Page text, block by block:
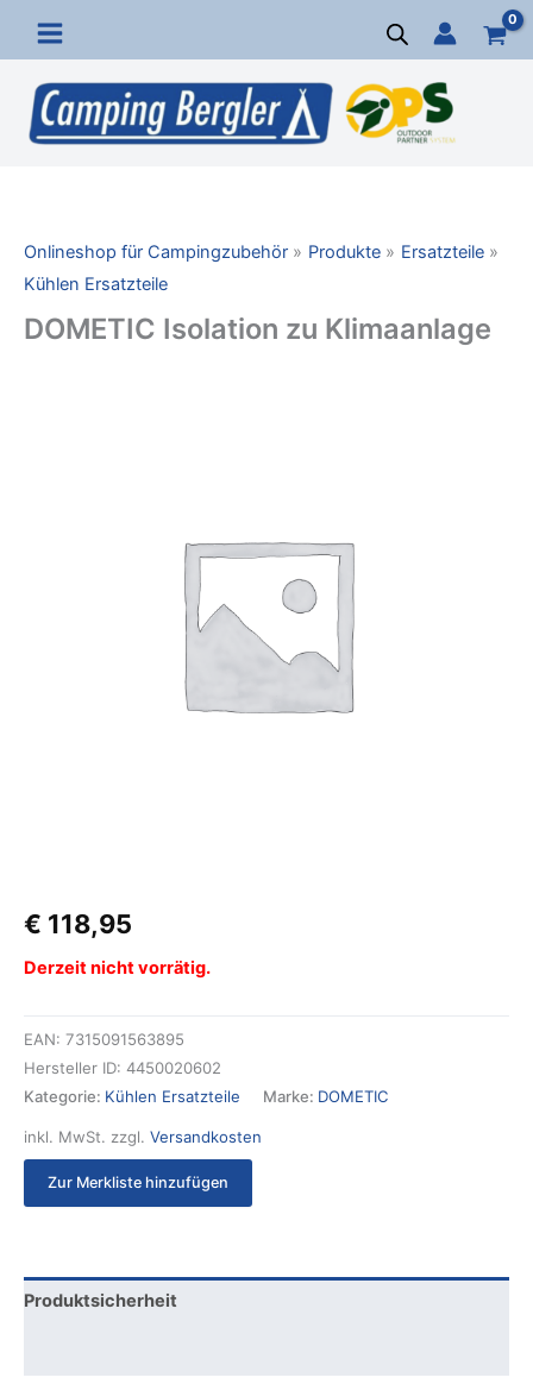
Inhalt
springen
Onlineshop für Campingzubehör Produkte
Ersatzteile
Kühlen Ersatzteile
DOMETIC Isolation zu Klimaanlage
€ 118,95
Derzeit nicht vorrätig.
EAN: 7315091563895
Hersteller ID: 4450020602
Kategorie: Kühlen Ersatzteile Marke: DOMETIC
inkl. MwSt. zzgl. Versandkosten
Zur Merkliste hinzufügen
Produktsicherheit